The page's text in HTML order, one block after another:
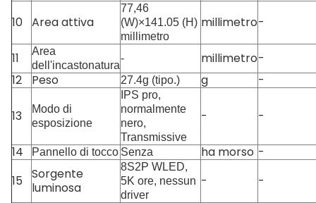
10 Area attiva
77,46
(W)×141.05 (H)
millimetro
millimetro-
11
Area
dell'incastonatura
- millimetro-
12
Peso 27.4g (tipo.) g -
13
Modo di
esposizione
IPS pro,
normalmente
nero,
Transmissive
- -
14 Pannello di tocco Senza ha morso -
15
Sorgente
luminosa
8S2P WLED,
5K ore, nessun
driver
- -